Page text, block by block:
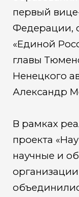
первый
Федерации,
«Единой
главы
Ненецкого
Александр
В рамках
проекта
научные и